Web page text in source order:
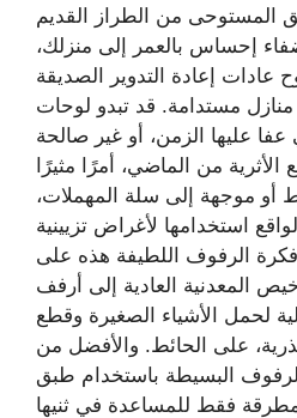
المستوحى من الطراز القديم
إحساس بالعمر إلى منزلك،
عادات إعادة التدوير الصديقة
منازل مستدامة. قد تبدو لوحات
عفا عليها الزمن، أو غير صالحة
الأثرية من الماضي، أمرًا مثيرًا
أو موجهة إلى سلة المهملات،
استخدامها لأغراض تزيينية
فكرة الرفوف اللطيفة هذه على
المعدنية العادية إلى أرفف
لحمل الأشياء الصغيرة وقطع
على الحائط. والأفضل من
البسيطة باستخدام طبق